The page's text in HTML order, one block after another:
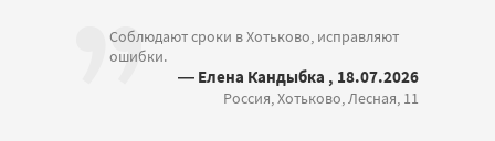
Соблюдают сроки в Хотьково, исправляют
ошибки.
— Елена Кандыбка , 18.07.2026
Россия, Хотьково, Лесная, 11